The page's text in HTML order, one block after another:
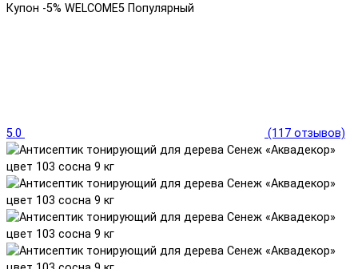
Купон -5% WELCOME5 Популярный
5.0 (117 отзывов)